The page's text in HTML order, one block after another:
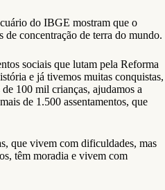
do IBGE mostram que o
concentração de terra do mundo.
sociais que lutam pela Reforma
e já tivemos muitas conquistas,
100 mil crianças, ajudamos a
de 1.500 assentamentos, que
que vivem com dificuldades, mas
têm moradia e vivem com